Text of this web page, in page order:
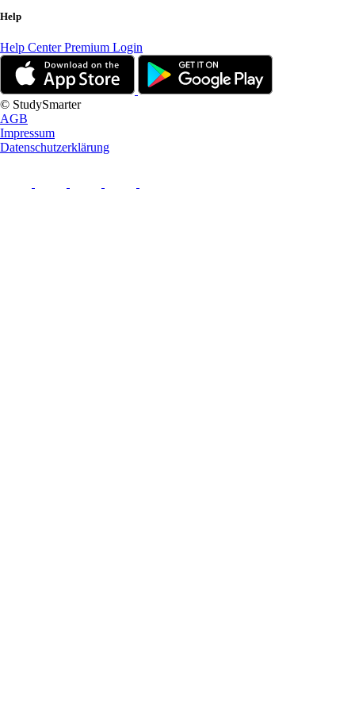
Help
Help CenterPremium Login
© StudySmarter
AGB
Impressum
Datenschutzerklärung